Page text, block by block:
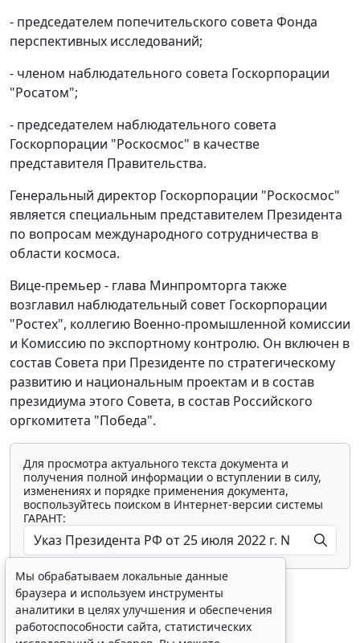
- председателем попечительского совета Фонда
перспективных исследований;
- членом наблюдательного совета Госкорпорации
"Росатом";
- председателем наблюдательного совета
Госкорпорации "Роскосмос" в качестве
представителя Правительства.
Генеральный директор Госкорпорации "Роскосмос"
является специальным представителем Президента
по вопросам международного сотрудничества в
области космоса.
Вице-премьер - глава Минпромторга также
возглавил наблюдательный совет Госкорпорации
"Ростех", коллегию Военно-промышленной комиссии
и Комиссию по экспортному контролю. Он включен в
состав Совета при Президенте по стратегическому
развитию и национальным проектам и в состав
президиума этого Совета, в состав Российского
оргкомитета "Победа".
Для просмотра актуального текста документа и
получения полной информации о вступлении в силу,
изменениях и порядке применения документа,
воспользуйтесь поиском в Интернет-версии системы
ГАРАНТ:
Мы обрабатываем локальные данные
браузера и используем инструменты
аналитики в целях улучшения и обеспечения
работоспособности сайта, статистических